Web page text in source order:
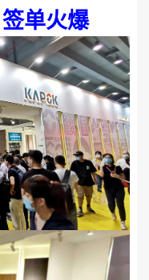
单火爆